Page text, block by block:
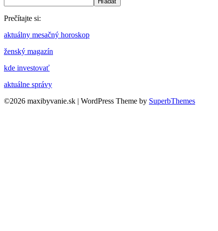
Prečítajte si:
aktuálny mesačný horoskop
ženský magazín
kde investovať
aktuálne správy
©2026 maxibyvanie.sk | WordPress Theme by SuperbThemes